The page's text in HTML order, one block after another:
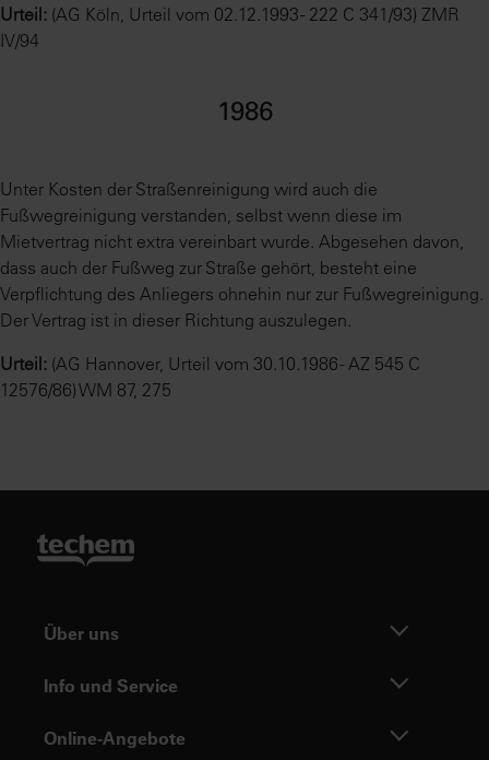
Urteil: (AG Köln, Urteil vom 02.12.1993 - 222 C 341/93) ZMR
IV/94
1986
Unter Kosten der Straßenreinigung wird auch die
Fußwegreinigung verstanden, selbst wenn diese im
Mietvertrag nicht extra vereinbart wurde. Abgesehen davon,
dass auch der Fußweg zur Straße gehört, besteht eine
Verpflichtung des Anliegers ohnehin nur zur Fußwegreinigung.
Der Vertrag ist in dieser Richtung auszulegen.
Urteil: (AG Hannover, Urteil vom 30.10.1986 - AZ 545 C
12576/86) WM 87, 275
Über uns
Info und Service
Online-Angebote